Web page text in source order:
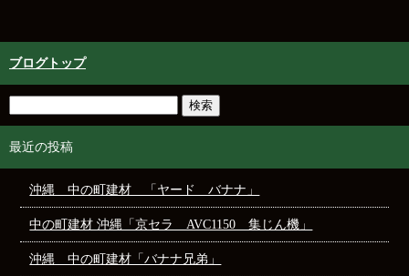
ブログトップ
最近の投稿
沖縄 中の町建材 「ヤード バナナ」
中の町建材 沖縄「京セラ AVC1150 集じん機」
沖縄 中の町建材「バナナ兄弟」